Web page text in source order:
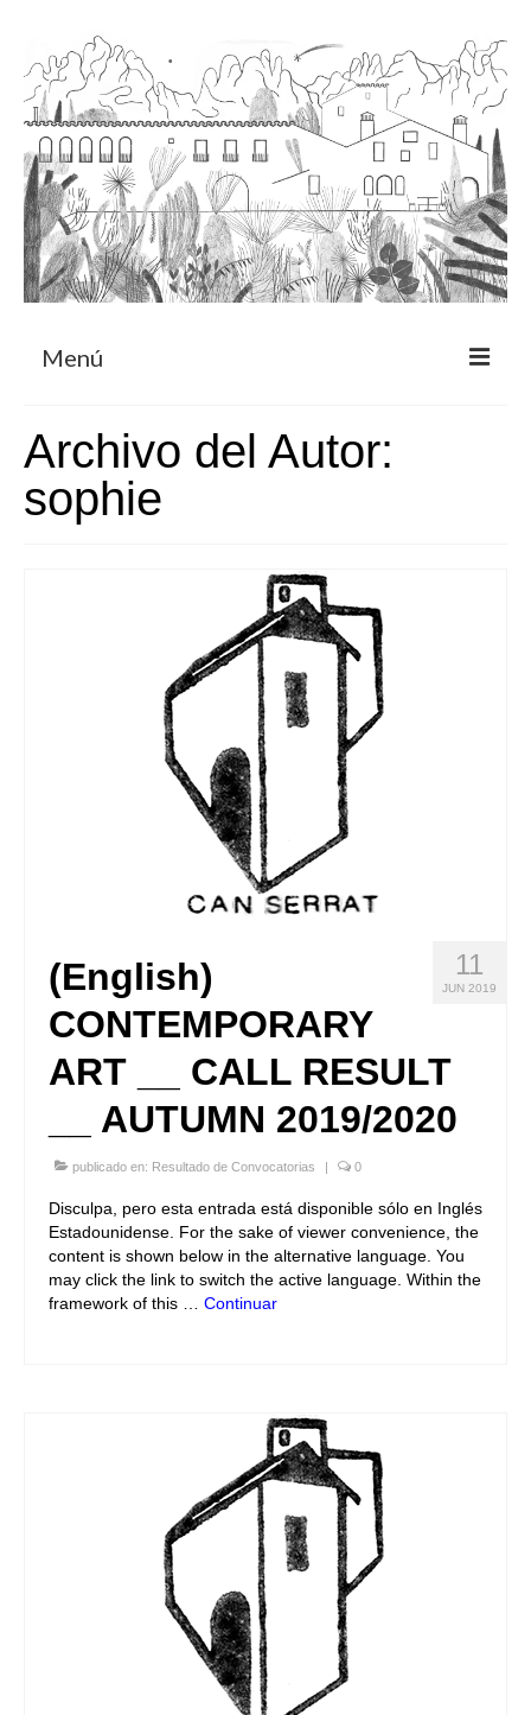
Menú
Programa de residencia
CRUCERO
Archivo del Autor:
sophie
11
JUN 2019
(English)
CONTEMPORARY
ART __ CALL RESULT
__ AUTUMN 2019/2020
publicado en: Resultado de Convocatorias | 0
Disculpa, pero esta entrada está disponible sólo en Inglés
Estadounidense. For the sake of viewer convenience, the
content is shown below in the alternative language. You
may click the link to switch the active language. Within the
framework of this … Continuar